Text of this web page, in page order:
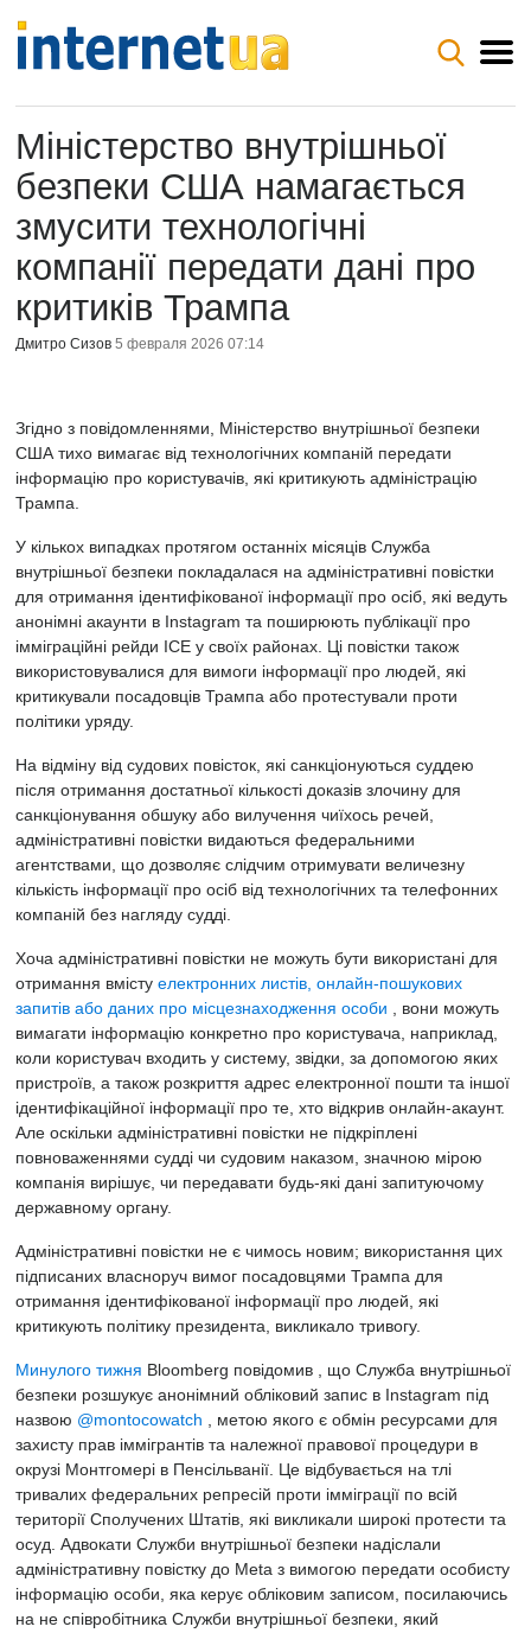
Міністерство внутрішньої
безпеки США намагається
змусити технологічні
компанії передати дані про
критиків Трампа
Дмитро Сизов 5 февраля 2026 07:14
Згідно з повідомленнями, Міністерство внутрішньої безпеки
США тихо вимагає від технологічних компаній передати
інформацію про користувачів, які критикують адміністрацію
Трампа.
У кількох випадках протягом останніх місяців Служба
внутрішньої безпеки покладалася на адміністративні повістки
для отримання ідентифікованої інформації про осіб, які ведуть
анонімні акаунти в Instagram та поширюють публікації про
імміграційні рейди ICE у своїх районах. Ці повістки також
використовувалися для вимоги інформації про людей, які
критикували посадовців Трампа або протестували проти
політики уряду.
На відміну від судових повісток, які санкціонуються суддею
після отримання достатньої кількості доказів злочину для
санкціонування обшуку або вилучення чиїхось речей,
адміністративні повістки видаються федеральними
агентствами, що дозволяє слідчим отримувати величезну
кількість інформації про осіб від технологічних та телефонних
компаній без нагляду судді.
Хоча адміністративні повістки не можуть бути використані для
отримання вмісту електронних листів, онлайн-пошукових
запитів або даних про місцезнаходження особи , вони можуть
вимагати інформацію конкретно про користувача, наприклад,
коли користувач входить у систему, звідки, за допомогою яких
пристроїв, а також розкриття адрес електронної пошти та іншої
ідентифікаційної інформації про те, хто відкрив онлайн-акаунт.
Але оскільки адміністративні повістки не підкріплені
повноваженнями судді чи судовим наказом, значною мірою
компанія вирішує, чи передавати будь-які дані запитуючому
державному органу.
Адміністративні повістки не є чимось новим; використання цих
підписаних власноруч вимог посадовцями Трампа для
отримання ідентифікованої інформації про людей, які
критикують політику президента, викликало тривогу.
Минулого тижня Bloomberg повідомив , що Служба внутрішньої
безпеки розшукує анонімний обліковий запис в Instagram під
назвою @montocowatch , метою якого є обмін ресурсами для
захисту прав іммігрантів та належної правової процедури в
окрузі Монтгомері в Пенсільванії. Це відбувається на тлі
тривалих федеральних репресій проти імміграції по всій
території Сполучених Штатів, які викликали широкі протести та
осуд. Адвокати Служби внутрішньої безпеки надіслали
адміністративну повістку до Meta з вимогою передати особисту
інформацію особи, яка керує обліковим записом, посилаючись
на не співробітника Служби внутрішньої безпеки, який